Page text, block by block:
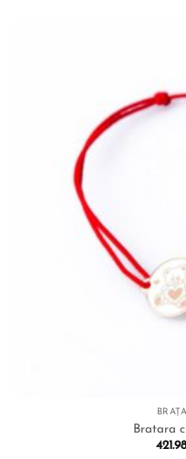
Bratara